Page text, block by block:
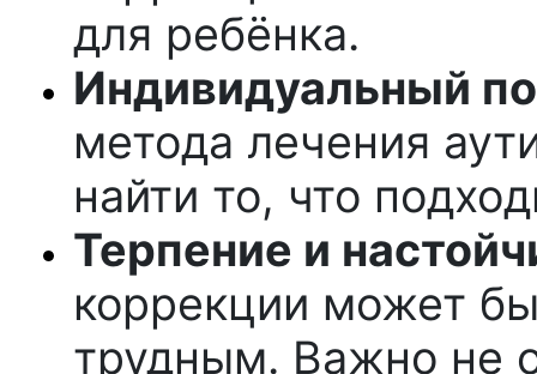
для ребёнка.
Индивидуальный
метода лечения
найти то, что
Терпение и
коррекции может
трудным. Важно не